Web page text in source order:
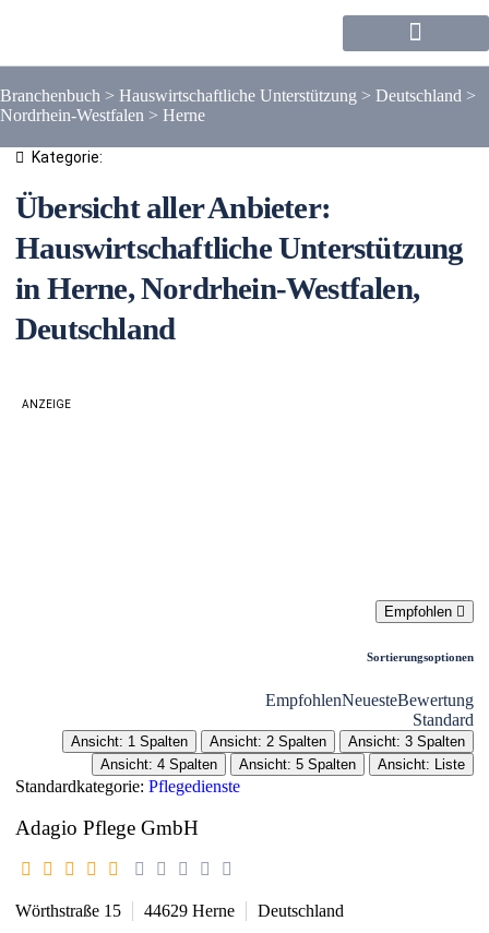
Branchenbuch > Hauswirtschaftliche Unterstützung > Deutschland >
Nordrhein-Westfalen > Herne
Kategorie:
Übersicht aller Anbieter:
Hauswirtschaftliche Unterstützung
in Herne, Nordrhein-Westfalen,
Deutschland
ANZEIGE
Empfohlen
Sortierungsoptionen
EmpfohlenNeuesteBewertung
Standard
Ansicht: 1 Spalten Ansicht: 2 Spalten
Ansicht: 3 Spalten
Ansicht: 4 Spalten
Ansicht: 5 Spalten Ansicht: Liste
Standardkategorie: Pflegedienste
Adagio Pflege GmbH
Wörthstraße 15 44629 Herne Deutschland